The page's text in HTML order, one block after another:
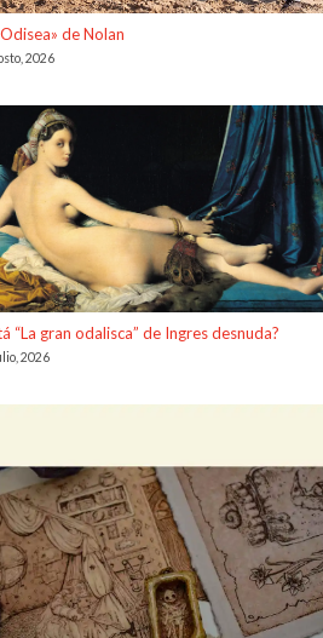
de Nolan
2026
“La gran odalisca” de Ingres desnuda?
2026